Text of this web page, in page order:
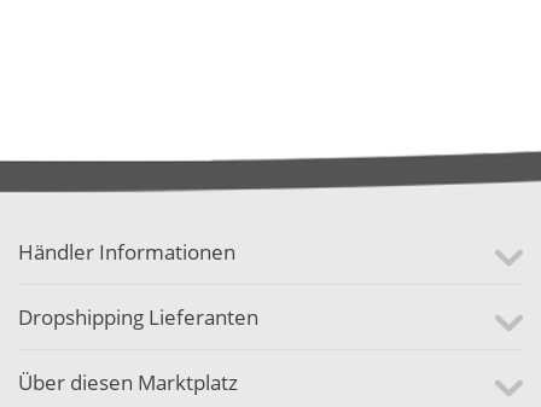
Händler Informationen
Dropshipping Lieferanten
Über diesen Marktplatz